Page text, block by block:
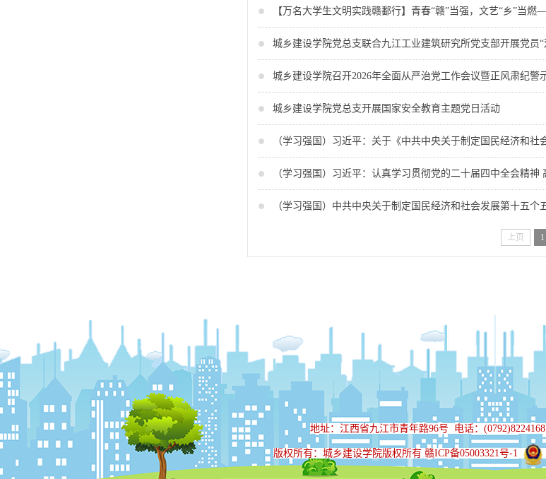
【万名大学生文明实践赣鄱行】青春“赣”当强，文艺“乡”当
城乡建设学院党总支联合九江工业建筑研究所党支部开展党员
城乡建设学院召开2026年全面从严治党工作会议暨正风肃纪警
城乡建设学院党总支开展国家安全教育主题党日活动
（学习强国）习近平：关于《中共中央关于制定国民经济和
（学习强国）习近平：认真学习贯彻党的二十届四中全会精神
（学习强国）中共中央关于制定国民经济和社会发展第十五个
上页 1
地址：江西省九江市青年路96号 电话：
版权所有：城乡建设学院版权所有 赣ICP备05003321号-1